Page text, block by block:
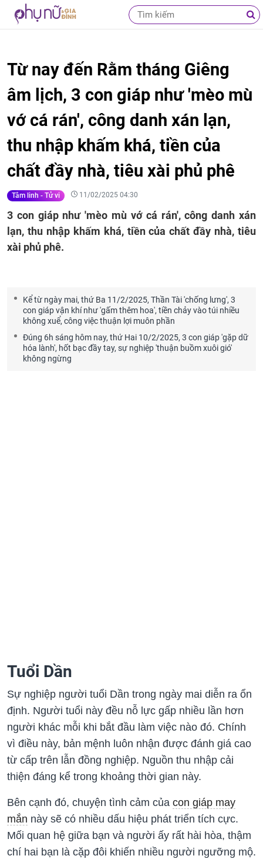
Từ nay đến Rằm tháng Giêng
âm lịch, 3 con giáp như 'mèo mù
vớ cá rán', công danh xán lạn,
thu nhập khấm khá, tiền của
chất đầy nhà, tiêu xài phủ phê
Tâm linh - Tử vi 11/02/2025 04:30
3 con giáp như 'mèo mù vớ cá rán', công danh xán
lạn, thu nhập khấm khá, tiền của chất đầy nhà, tiêu
xài phủ phê.
Kể từ ngày mai, thứ Ba 11/2/2025, Thần Tài 'chống lưng', 3
con giáp vận khí như 'gấm thêm hoa', tiền chảy vào túi nhiều
không xuể, công việc thuận lợi muôn phần
Đúng 6h sáng hôm nay, thứ Hai 10/2/2025, 3 con giáp 'gặp dữ
hóa lành', hốt bạc đầy tay, sự nghiệp 'thuận buồm xuôi gió'
không ngừng
Tuổi Dần
Sự nghiệp người tuổi Dần trong ngày mai diễn ra ổn
định. Người tuổi này đều nỗ lực gấp nhiều lần hơn
người khác mỗi khi bắt đầu làm việc nào đó. Chính
vì điều này, bản mệnh luôn nhận được đánh giá cao
từ cấp trên lẫn đồng nghiệp. Nguồn thu nhập cải
thiện đáng kể trong khoảng thời gian này.
Bên cạnh đó, chuyện tình cảm của con giáp may
mắn này sẽ có nhiều dấu hiệu phát triển tích cực.
Mối quan hệ giữa bạn và người ấy rất hài hòa, thậm
chí hai bạn là cặp đôi khiến nhiều người ngưỡng mộ.